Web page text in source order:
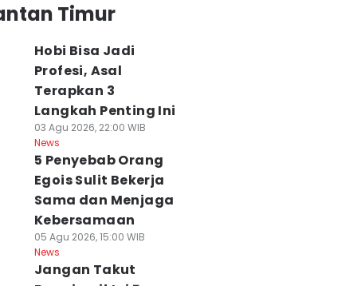
Timur
Hobi Bisa Jadi
Profesi, Asal
Terapkan 3
Langkah Penting Ini
03 Agu 2026, 22:00 WIB
News
5 Penyebab Orang
Egois Sulit Bekerja
Sama dan Menjaga
Kebersamaan
05 Agu 2026, 15:00 WIB
News
Jangan Takut